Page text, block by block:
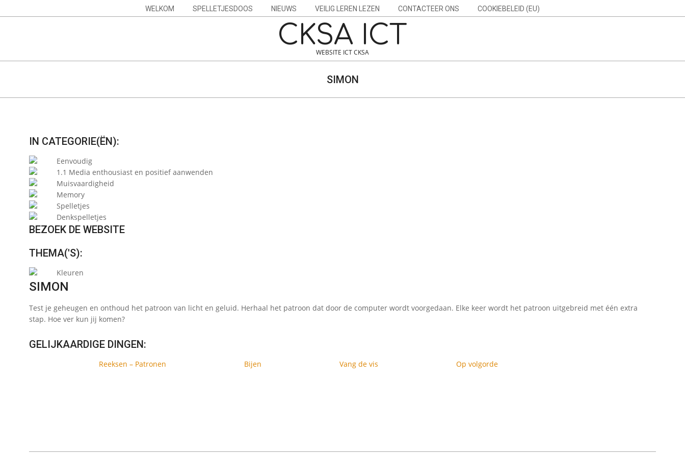
to
Menu
WELKOM SPELLETJESDOOS NIEUWS VEILIG LEREN LEZEN CONTACTEER ONS COOKIEBELEID (EU)
CKSA ICT
WEBSITE ICT CKSA
SIMON
IN CATEGORIE(ËN):
Eenvoudig
1.1 Media enthousiast en positief aanwenden
Muisvaardigheid
Memory
Spelletjes
Denkspelletjes
BEZOEK DE WEBSITE
THEMA('S):
Kleuren
SIMON
Test je geheugen en onthoud het patroon van licht en geluid. Herhaal het patroon dat door de computer wordt voorgedaan. Elke keer wordt het patroon uitgebreid met één extra
stap. Hoe ver kun jij komen?
GELIJKAARDIGE DINGEN:
Reeksen – Patronen Bijen Vang de vis Op volgorde